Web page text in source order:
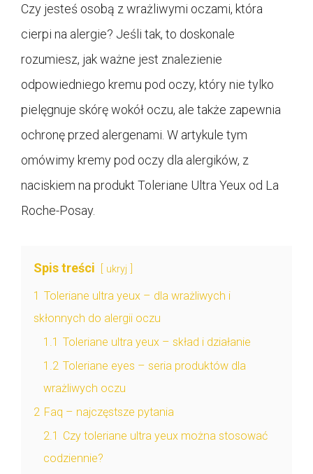
Czy jesteś osobą z wrażliwymi oczami, która
cierpi na alergie? Jeśli tak, to doskonale
rozumiesz, jak ważne jest znalezienie
odpowiedniego kremu pod oczy, który nie tylko
pielęgnuje skórę wokół oczu, ale także zapewnia
ochronę przed alergenami. W artykule tym
omówimy kremy pod oczy dla alergików, z
naciskiem na produkt Toleriane Ultra Yeux od La
Roche-Posay.
Spis treści ukryj
1 Toleriane ultra yeux – dla wrażliwych i
skłonnych do alergii oczu
1.1 Toleriane ultra yeux – skład i działanie
1.2 Toleriane eyes – seria produktów dla
wrażliwych oczu
2 Faq – najczęstsze pytania
2.1 Czy toleriane ultra yeux można stosować
codziennie?